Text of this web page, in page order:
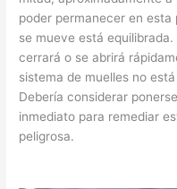
poder permanecer en
se mueve está
cerrará o se abrirá
sistema de muelles no
Debería considerar
inmediato para remediar
peligrosa.